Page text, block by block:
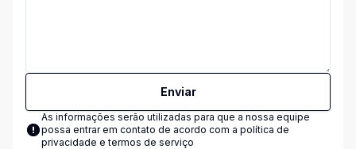
Enviar
As informações serão utilizadas para que a nossa equipe
possa entrar em contato de acordo com a política de
privacidade e termos de serviço